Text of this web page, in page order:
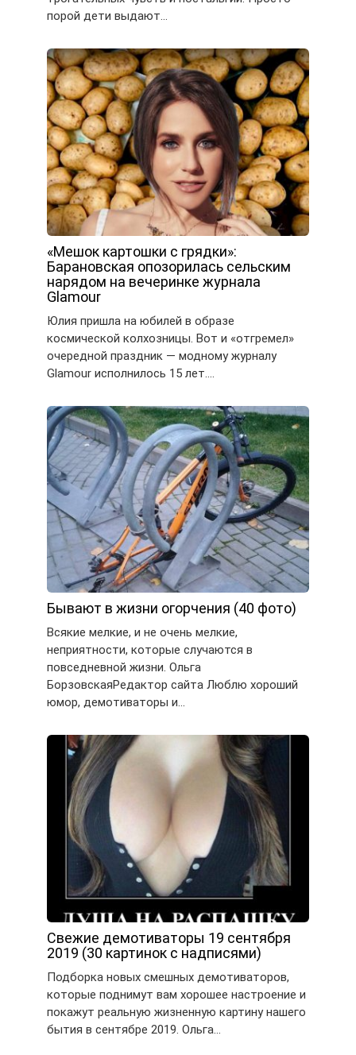
порой дети выдают…
«Мешок картошки с грядки»:
Барановская опозорилась сельским
нарядом на вечеринке журнала
Glamour
Юлия пришла на юбилей в образе
космической колхозницы. Вот и «отгремел»
очередной праздник — модному журналу
Glamour исполнилось 15 лет….
Бывают в жизни огорчения (40 фото)
Всякие мелкие, и не очень мелкие,
неприятности, которые случаются в
повседневной жизни. Ольга
БорзовскаяРедактор сайта Люблю хороший
юмор, демотиваторы и…
Свежие демотиваторы 19 сентября
2019 (30 картинок с надписями)
Подборка новых смешных демотиваторов,
которые поднимут вам хорошее настроение и
покажут реальную жизненную картину нашего
бытия в сентябре 2019. Ольга…